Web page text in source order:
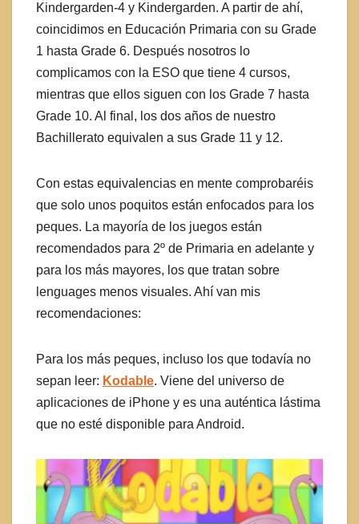
Kindergarden-4 y Kindergarden. A partir de ahí,
coincidimos en Educación Primaria con su Grade
1 hasta Grade 6. Después nosotros lo
complicamos con la ESO que tiene 4 cursos,
mientras que ellos siguen con los Grade 7 hasta
Grade 10. Al final, los dos años de nuestro
Bachillerato equivalen a sus Grade 11 y 12.
Con estas equivalencias en mente comprobaréis
que solo unos poquitos están enfocados para los
peques. La mayoría de los juegos están
recomendados para 2º de Primaria en adelante y
para los más mayores, los que tratan sobre
lenguages menos visuales. Ahí van mis
recomendaciones:
Para los más peques, incluso los que todavía no
sepan leer: Kodable. Viene del universo de
aplicaciones de iPhone y es una auténtica lástima
que no esté disponible para Android.